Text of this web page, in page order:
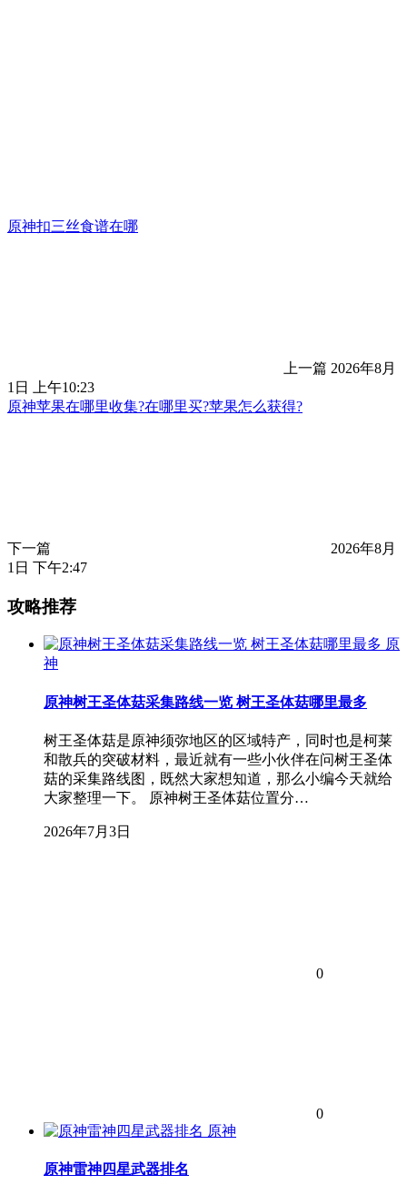
原神扣三丝食谱在哪
上一篇 2026年8月
1日 上午10:23
原神苹果在哪里收集?在哪里买?苹果怎么获得?
下一篇
2026年8月
1日 下午2:47
攻略推荐
原
神
原神树王圣体菇采集路线一览 树王圣体菇哪里最多
树王圣体菇是原神须弥地区的区域特产，同时也是柯莱
和散兵的突破材料，最近就有一些小伙伴在问树王圣体
菇的采集路线图，既然大家想知道，那么小编今天就给
大家整理一下。 原神树王圣体菇位置分…
2026年7月3日
0
0
原神
原神雷神四星武器排名